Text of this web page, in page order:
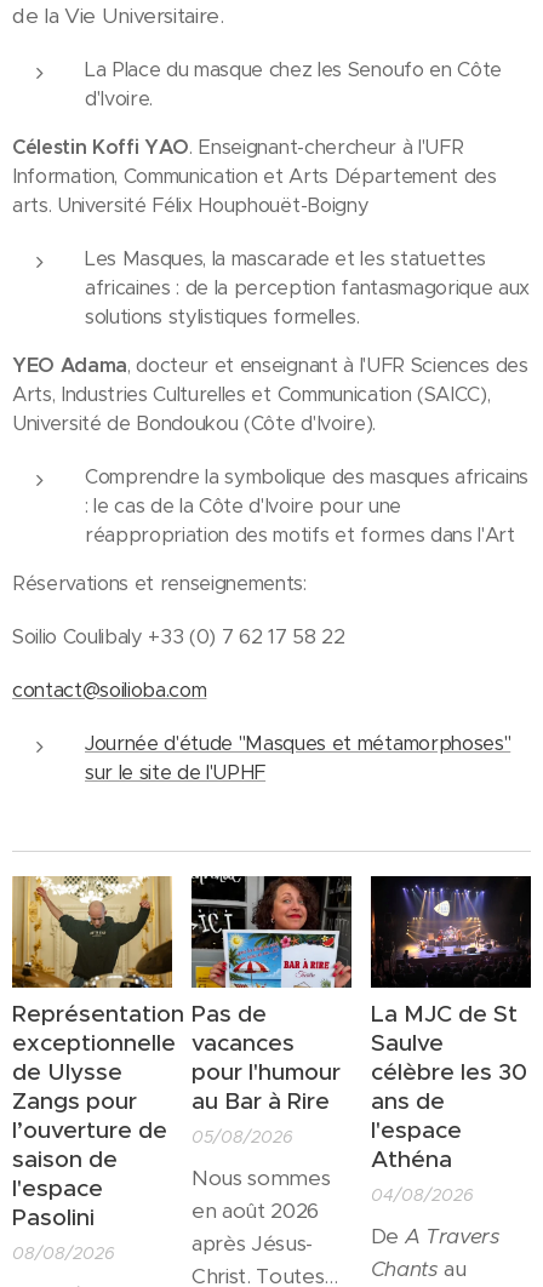
de la Vie Universitaire.
La Place du masque chez les Senoufo en Côte
d'Ivoire.
Célestin Koffi YAO. Enseignant-chercheur à l'UFR
Information, Communication et Arts Département des
arts. Université Félix Houphouët-Boigny
Les Masques, la mascarade et les statuettes
africaines : de la perception fantasmagorique aux
solutions stylistiques formelles.
YEO Adama, docteur et enseignant à l'UFR Sciences des
Arts, Industries Culturelles et Communication (SAICC),
Université de Bondoukou (Côte d'Ivoire).
Comprendre la symbolique des masques africains
: le cas de la Côte d'Ivoire pour une
réappropriation des motifs et formes dans l'Art
Réservations et renseignements:
Soilio Coulibaly +33 (0) 7 62 17 58 22
contact@soilioba.com
Journée d'étude "Masques et métamorphoses"
sur le site de l'UPHF
Représentation
exceptionnelle
de Ulysse
Zangs pour
l’ouverture de
saison de
l'espace
Pasolini
08/08/2026
Pas de
vacances
pour l'humour
au Bar à Rire
05/08/2026
Nous sommes
en août 2026
après Jésus-
Christ. Toutes
La MJC de St
Saulve
célèbre les 30
ans de
l'espace
Athéna
04/08/2026
De A Travers
Chantsau